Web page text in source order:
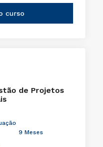
curso
de Projetos
9 Meses